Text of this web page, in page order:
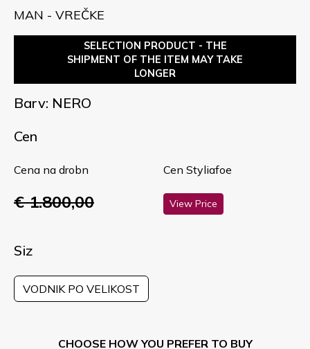
MAN - VREČKE
SELECTION PRODUCT - THE
SHIPMENT OF THE ITEM MAY TAKE
LONGER
Barv: NERO
Cen
Cena na drobn
€ 1.800,00
Cen Styliafoe
View Price
Siz
VODNIK PO VELIKOST
CHOOSE HOW YOU PREFER TO BUY